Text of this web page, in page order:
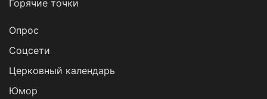
Горячие точки
Опрос
Cоцсети
Церковный календарь
Юмор